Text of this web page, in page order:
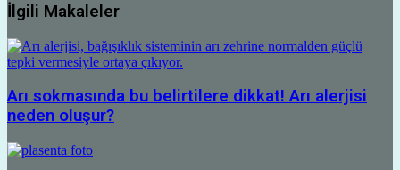
İlgili Makaleler
Arı sokmasında bu belirtilere dikkat! Arı alerjisi
neden oluşur?